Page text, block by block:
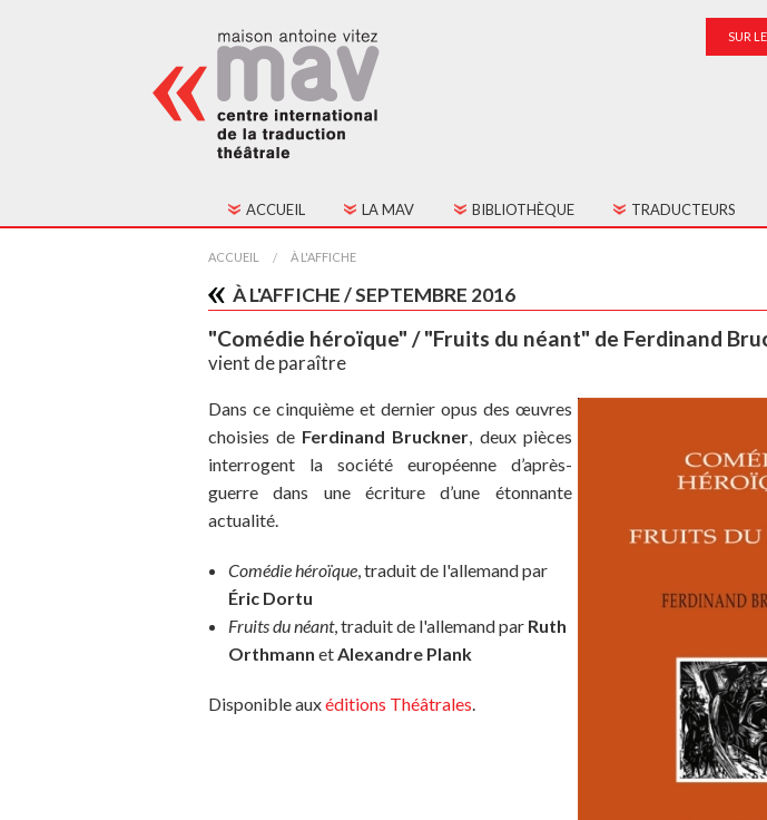
SUR
ACCUEIL LA MAV
HISTORIQUE
FONCTIONNEMENT
CONSEIL D'ADMINISTRATION
CONTACTS
BIBLIOTHÈQUE
TEXTES JEUNE PUBLIC
TRADUCTEURS
ACCUEIL À L'AFFICHE
À L'AFFICHE / SEPTEMBRE 2016
"Comédie héroïque" / "Fruits du néant" de Ferdinand
vient de paraître
Dans ce cinquième et dernier opus des œuvres
choisies de Ferdinand Bruckner , deux pièces
interrogent la société européenne d’après-
guerre dans une écriture d’une étonnante
actualité.
Comédie héroïque, traduit de l'allemand par
Éric Dortu
Fruits du néant, traduit de l'allemand par Ruth
Orthmann et Alexandre Plank
Disponible auxéditions Théâtrales